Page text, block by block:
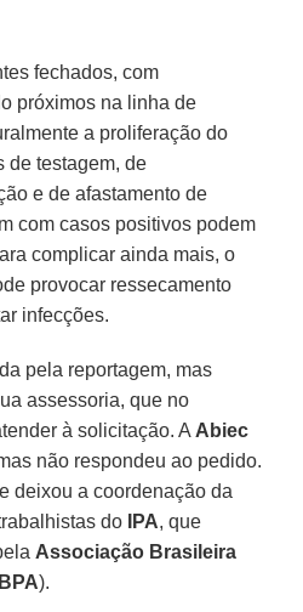
fechados, com
próximos na linha de
a proliferação do
de testagem, de
e de afastamento de
com casos positivos podem
complicar ainda mais, o
provocar ressecamento
infecções.
pela reportagem, mas
assessoria, que no
à solicitação. A Abiec
não respondeu ao pedido.
deixou a coordenação da
do
IPA, que
Associação Brasileira
).